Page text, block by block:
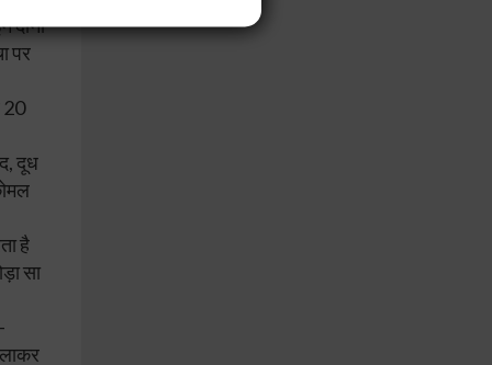
दोनों
पर
20
दूध
है
सा